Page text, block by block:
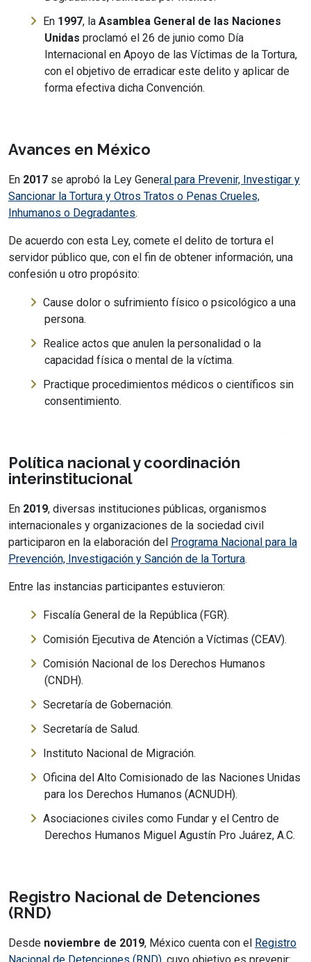
En 1997, la Asamblea General de las Naciones
Unidas proclamó el 26 de junio como Día
Internacional en Apoyo de las Víctimas de la Tortura,
con el objetivo de erradicar este delito y aplicar de
forma efectiva dicha Convención.
Avances en México
En 2017 se aprobó la Ley General para Prevenir, Investigar y
Sancionar la Tortura y Otros Tratos o Penas Crueles,
Inhumanos o Degradantes.
De acuerdo con esta Ley, comete el delito de tortura el
servidor público que, con el fin de obtener información, una
confesión u otro propósito:
Cause dolor o sufrimiento físico o psicológico a una
persona.
Realice actos que anulen la personalidad o la
capacidad física o mental de la víctima.
Practique procedimientos médicos o científicos sin
consentimiento.
Política nacional y coordinación
interinstitucional
En 2019, diversas instituciones públicas, organismos
internacionales y organizaciones de la sociedad civil
participaron en la elaboración del Programa Nacional para la
Prevención, Investigación y Sanción de la Tortura.
Entre las instancias participantes estuvieron:
Fiscalía General de la República (FGR).
Comisión Ejecutiva de Atención a Víctimas (CEAV).
Comisión Nacional de los Derechos Humanos
(CNDH).
Secretaría de Gobernación.
Secretaría de Salud.
Instituto Nacional de Migración.
Oficina del Alto Comisionado de las Naciones Unidas
para los Derechos Humanos (ACNUDH).
Asociaciones civiles como Fundar y el Centro de
Derechos Humanos Miguel Agustín Pro Juárez, A.C.
Registro Nacional de Detenciones
(RND)
Desde noviembre de 2019, México cuenta con el Registro